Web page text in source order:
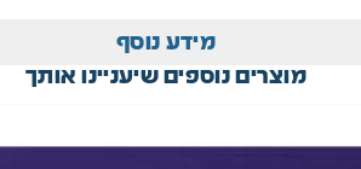
מידע נוסף
מוצרים נוספים שיעניינו אותך